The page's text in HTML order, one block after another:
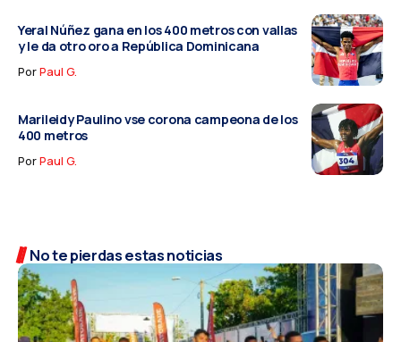
Yeral Núñez gana en los 400 metros con vallas
y le da otro oro a República Dominicana
PorPaul G.
Marileidy Paulino vse corona campeona de los
400 metros
PorPaul G.
No te pierdas estas noticias